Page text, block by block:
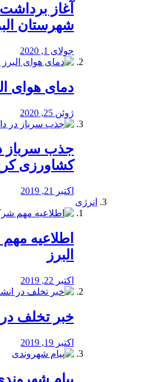
آغاز
شهرستان
جولای 1, 2020
دمای هوای
ژوئن 25, 2020
جذب سرباز
کشاورزی
اکتبر 21, 2019
انرژی
️اطلاعیه
البرز
اکتبر 22, 2019
خبر تخلف
اکتبر 19, 2019